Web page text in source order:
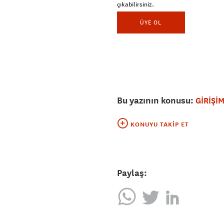
çıkabilirsiniz.
ÜYE OL
Bu yazının konusu:
KONUYU TAKIP ET
Paylaş: